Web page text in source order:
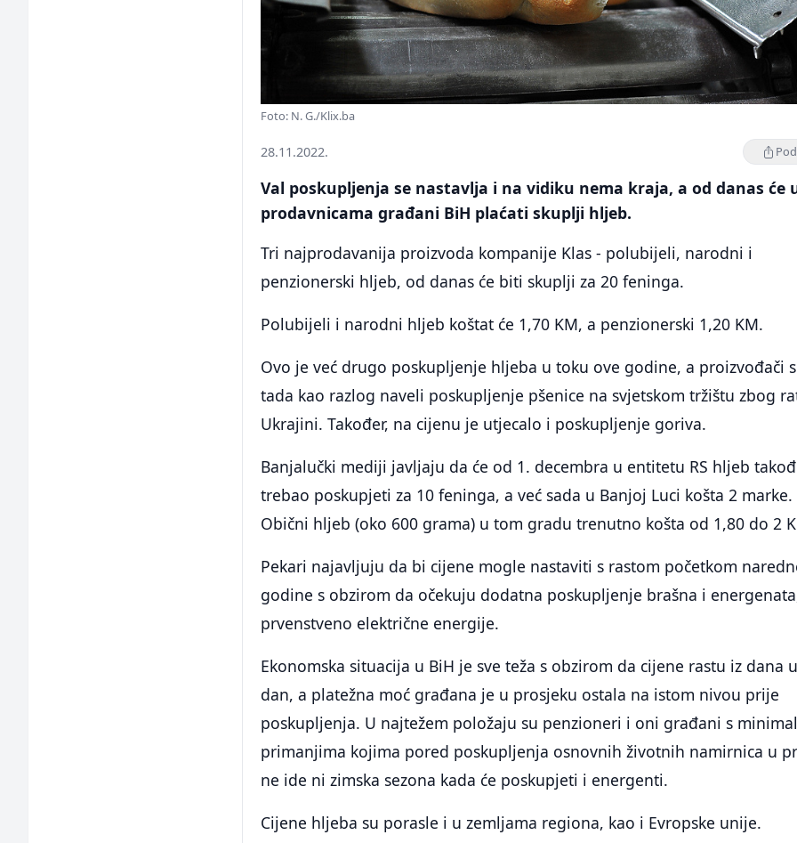
Foto: N. G./Klix.ba
28.11.2022.
Val poskupljenja se nastavlja i na vidiku nema kraja, a od danas će
prodavnicama građani BiH plaćati skuplji hljeb.
Tri najprodavanija proizvoda kompanije Klas - polubijeli, narodni i
penzionerski hljeb, od danas će biti skuplji za 20 feninga.
Polubijeli i narodni hljeb koštat će 1,70 KM, a penzionerski 1,20 KM.
Ovo je već drugo poskupljenje hljeba u toku ove godine, a proizvođači
tada kao razlog naveli poskupljenje pšenice na svjetskom tržištu zbog
Ukrajini. Također, na cijenu je utjecalo i poskupljenje goriva.
Banjalučki mediji javljaju da će od 1. decembra u entitetu RS hljeb
trebao poskupjeti za 10 feninga, a već sada u Banjoj Luci košta 2 marke.
Obični hljeb (oko 600 grama) u tom gradu trenutno košta od 1,80 do 2
Pekari najavljuju da bi cijene mogle nastaviti s rastom početkom
godine s obzirom da očekuju dodatna poskupljenje brašna i
prvenstveno električne energije.
Ekonomska situacija u BiH je sve teža s obzirom da cijene rastu iz dana
dan, a platežna moć građana je u prosjeku ostala na istom nivou prije
poskupljenja. U najtežem položaju su penzioneri i oni građani s
primanjima kojima pored poskupljenja osnovnih životnih namirnica u
ne ide ni zimska sezona kada će poskupjeti i energenti.
Cijene hljeba su porasle i u zemljama regiona, kao i Evropske unije.